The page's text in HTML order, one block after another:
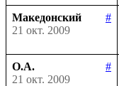
Македонский
#
21 окт. 2009
О.А.
#
21 окт. 2009